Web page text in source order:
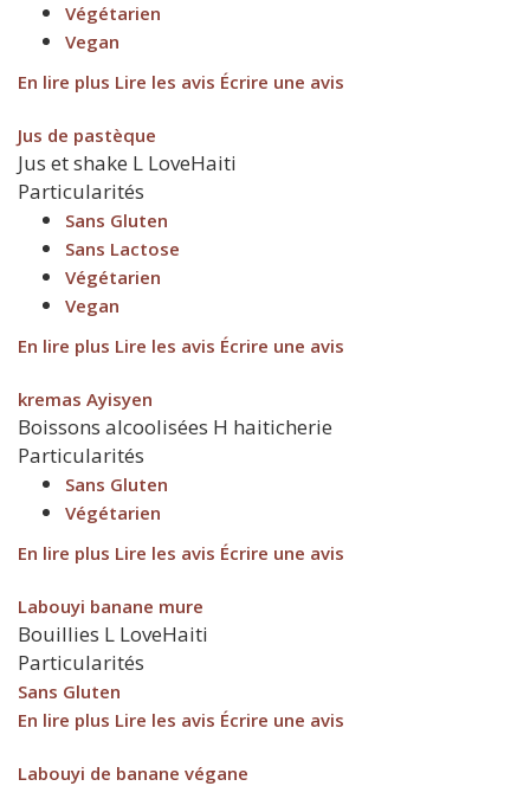
Végétarien
Vegan
En lire plus Lire les avis Écrire une avis
Jus de pastèque
Jus et shake L LoveHaiti
Particularités
Sans Gluten
Sans Lactose
Végétarien
Vegan
En lire plus Lire les avis Écrire une avis
kremas Ayisyen
Boissons alcoolisées H haiticherie
Particularités
Sans Gluten
Végétarien
En lire plus Lire les avis Écrire une avis
Labouyi banane mure
Bouillies L LoveHaiti
Particularités
Sans Gluten
En lire plus Lire les avis Écrire une avis
Labouyi de banane végane